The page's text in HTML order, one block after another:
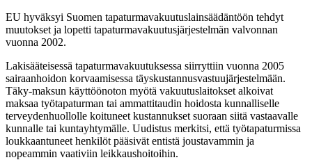
EU hyväksyi Suomen tapaturmavakuutuslainsäädäntöön tehdyt
muutokset ja lopetti tapaturmavakuutusjärjestelmän valvonnan
vuonna 2002.
Lakisääteisessä tapaturmavakuutuksessa siirryttiin vuonna 2005
sairaanhoidon korvaamisessa täyskustannusvastuujärjestelmään.
Täky-maksun käyttöönoton myötä vakuutuslaitokset alkoivat
maksaa työtapaturman tai ammattitaudin hoidosta kunnalliselle
terveydenhuollolle koituneet kustannukset suoraan siitä vastaavalle
kunnalle tai kuntayhtymälle. Uudistus merkitsi, että työtapaturmissa
loukkaantuneet henkilöt pääsivät entistä joustavammin ja
nopeammin vaativiin leikkaushoitoihin.